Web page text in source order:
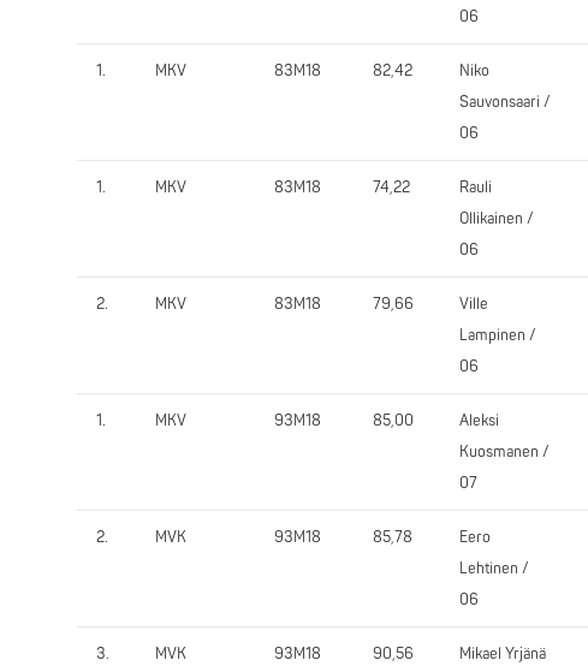
06
1. MKV 83M18 82,42
Niko
Sauvonsaari /
06
1. MKV 83M18 74,22
Rauli
Ollikainen /
06
2. MKV 83M18 79,66
Ville
Lampinen /
06
1. MKV 93M18 85,00
Aleksi
Kuosmanen /
07
2. MVK 93M18 85,78
Eero
Lehtinen /
06
3. MVK 93M18 90,56
Mikael Yrjänä